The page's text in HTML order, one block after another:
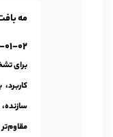
مه
01-02
برای